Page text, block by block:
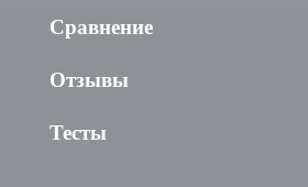
Сравнение
Отзывы
Тесты